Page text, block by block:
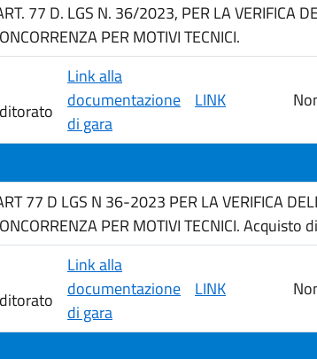
77 D. LGS N. 36/2023, PER LA VERIFICA
PER MOTIVI TECNICI.
Link alla
documentazione
di gara
LINK
77 D LGS N 36-2023 PER LA VERIFICA
PER MOTIVI TECNICI. Acquisto
Link alla
documentazione
di gara
LINK